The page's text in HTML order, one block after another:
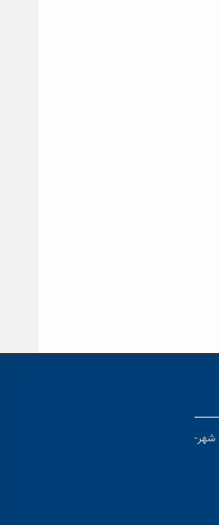
شهر-